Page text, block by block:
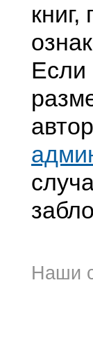
Если
Наши